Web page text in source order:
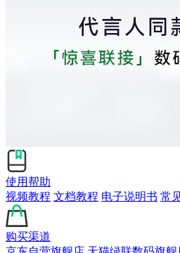
使用帮助
视频教程 文档教程 电子说明书 常
购买渠道